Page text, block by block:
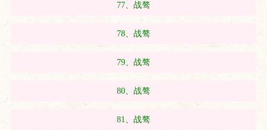
77、战骜
78、战骜
79、战骜
80、战骜
81、战骜